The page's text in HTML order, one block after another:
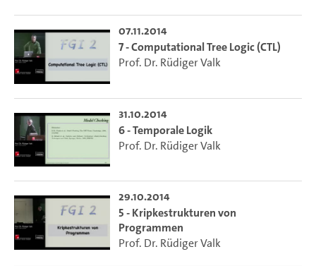
07.11.2014
7 - Computational Tree Logic (CTL)
Prof. Dr. Rüdiger Valk
31.10.2014
6 - Temporale Logik
Prof. Dr. Rüdiger Valk
29.10.2014
5 - Kripkestrukturen von
Programmen
Prof. Dr. Rüdiger Valk